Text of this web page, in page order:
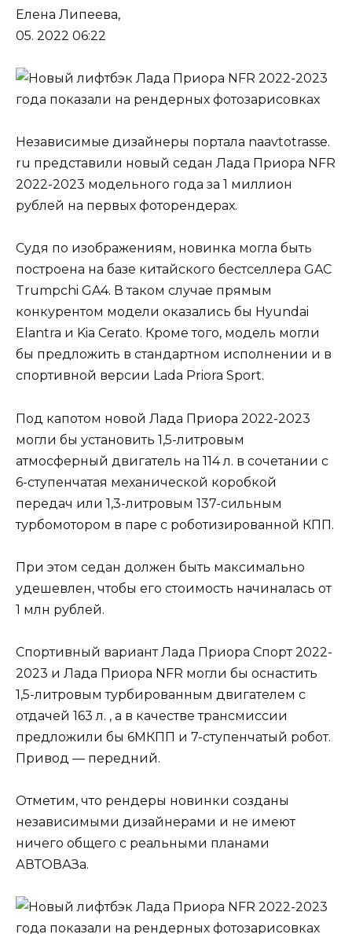
Елена Липеева,
05. 2022 06:22
Независимые дизайнеры портала naavtotrasse.
ru представили новый седан Лада Приора NFR
2022-2023 модельного года за 1 миллион
рублей на первых фоторендерах.
Судя по изображениям, новинка могла быть
построена на базе китайского бестселлера GAC
Trumpchi GA4. В таком случае прямым
конкурентом модели оказались бы Hyundai
Elantra и Kia Cerato. Кроме того, модель могли
бы предложить в стандартном исполнении и в
спортивной версии Lada Priora Sport.
Под капотом новой Лада Приора 2022-2023
могли бы установить 1,5-литровым
атмосферный двигатель на 114 л. в сочетании с
6-ступенчатая механической коробкой
передач или 1,3-литровым 137-сильным
турбомотором в паре с роботизированной КПП.
При этом седан должен быть максимально
удешевлен, чтобы его стоимость начиналась от
1 млн рублей.
Спортивный вариант Лада Приора Спорт 2022-
2023 и Лада Приора NFR могли бы оснастить
1,5-литровым турбированным двигателем с
отдачей 163 л. , а в качестве трансмиссии
предложили бы 6МКПП и 7-ступенчатый робот.
Привод — передний.
Отметим, что рендеры новинки созданы
независимыми дизайнерами и не имеют
ничего общего с реальными планами
АВТОВАЗа.